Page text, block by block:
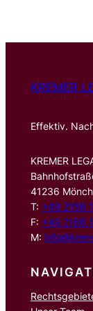
n
KREMER
Effektiv.
KREMER
41236
T: +49 2166
F: +49 2166
M: